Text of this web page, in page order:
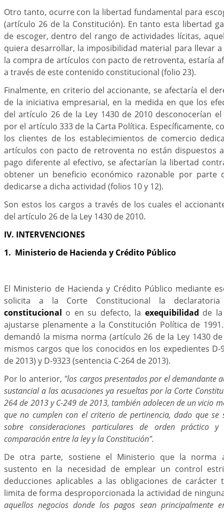
Otro tanto, ocurre con la libertad fundamental para
(artículo 26 de la Constitución). En tanto esta libertad
de escoger, dentro del rango de actividades lícitas,
quiera desarrollar, la imposibilidad material para llevar
la compra de artículos con pacto de retroventa, estaría
a través de este contenido constitucional (folio 23).
Finalmente, en criterio del accionante, se afectaría el
de la iniciativa empresarial, en la medida en que los
del artículo 26 de la Ley 1430 de 2010 desconocerían
por el artículo 333 de la Carta Política. Específicamente,
los clientes de los establecimientos de comercio
artículos con pacto de retroventa no están dispuestos
pago diferente al efectivo, se afectarían la libertad
obtener un beneficio económico razonable por parte
dedicarse a dicha actividad (folios 10 y 12).
Son estos los cargos a través de los cuales el
del artículo 26 de la Ley 1430 de 2010.
IV. INTERVENCIONES
1. Ministerio de Hacienda y Crédito Público
El Ministerio de Hacienda y Crédito Público mediante
solicita a la Corte Constitucional la
constitucional o en su defecto, la exequibilidad de
ajustarse plenamente a la Constitución Política de
demandó la misma norma (artículo 26 de la Ley 1430
mismos cargos que los conocidos en los expedientes D-
de 2013) y D-9323 (sentencia C-264 de 2013).
Por lo anterior, "los cargos presentados por el demandante
sustancial a las acusaciones ya resueltas por la Corte
264 de 2013 y C-249 de 2013, también adolecen de un vicio
que no cumplen con el criterio de pertinencia, dado que se
sobre consideraciones particulares de orden práctico
comparación entre la ley y la Constitución".
De otra parte, sostiene el Ministerio que la norma
sustento en la necesidad de emplear un control
deducciones aplicables a las obligaciones de
limita de forma desproporcionada la actividad de
aquellos negocios donde los pagos sean principalmente